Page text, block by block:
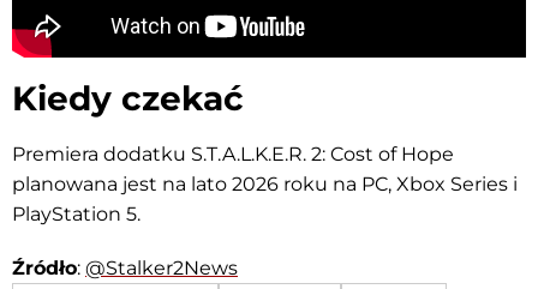
Kiedy czekać
Premiera dodatku S.T.A.L.K.E.R. 2: Cost of Hope
planowana jest na lato 2026 roku na PC, Xbox Series i
PlayStation 5.
Źródło: @Stalker2News